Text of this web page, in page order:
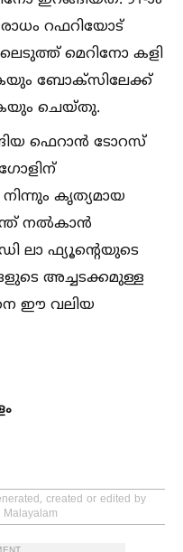
റഫറിയോട്
മെറിനോ കളി
ബോക്സിലേക്ക്
ചെയ്തു.
ഫെറാൻ ടോറസ്
കൃത്യമായ
നല്‍കാൻ
ലാ ഫ്യൂന്റെയുടെ
അച്ചടക്കമുള്ള
ഈ വലിയ
created or edited by